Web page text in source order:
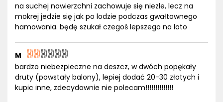
na suchej nawierzchni zachowuje się niezle, lecz na
mokrej jedzie się jak po lodzie podczas gwałtownego
hamowania. będę szukał czegoś lepszego na lato
M
bardzo niebezpieczne na deszcz, w dwóch popękały
druty (powstały balony), lepiej dodać 20-30 złotych i
kupic inne, zdecydownie nie polecam!!!!!!!!!!!!!!